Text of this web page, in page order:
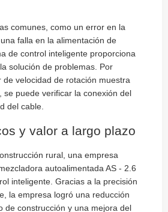
comunes, como un error en la
falla en la alimentación de
de control inteligente proporciona
solución de problemas. Por
de velocidad de rotación muestra
se puede verificar la conexión del
del cable.
y valor a largo plazo
rural, una empresa
autoalimentada AS - 2.6
inteligente. Gracias a la precisión
la empresa logró una reducción
de construcción y una mejora del